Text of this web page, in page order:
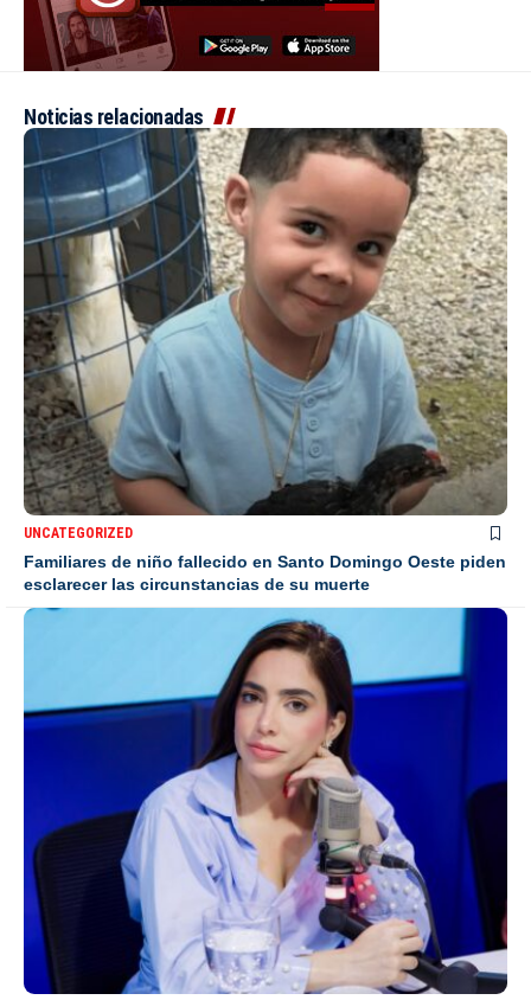
Noticias relacionadas
UNCATEGORIZED
Familiares de niño fallecido en Santo Domingo Oeste piden
esclarecer las circunstancias de su muerte